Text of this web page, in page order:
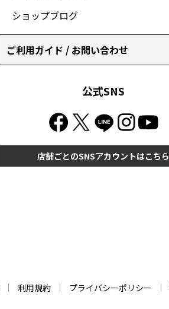
ショップブログ
ご利用ガイド / お問い合わせ
公式SNS
店舗ごとのSNSアカウントはこちら
利用規約 プライバシーポリシー